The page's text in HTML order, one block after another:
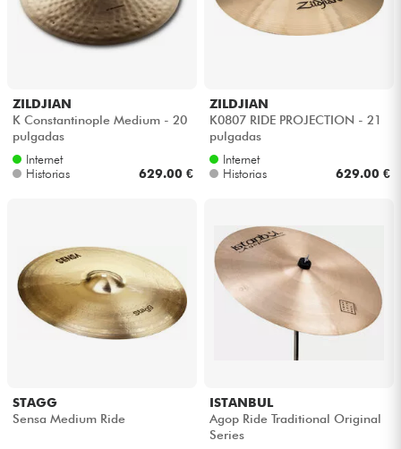
Vientos
Niños
Cables & Acces.
Bundle
Ver nuestras marcas
ZILDJIAN
K Constantinople Medium - 20
pulgadas
Internet
Historias
629.00 €
ZILDJIAN
K0807 RIDE PROJECTION - 21
pulgadas
Internet
Historias
629.00 €
STAGG
Sensa Medium Ride
ISTANBUL
Agop Ride Traditional Original
Series